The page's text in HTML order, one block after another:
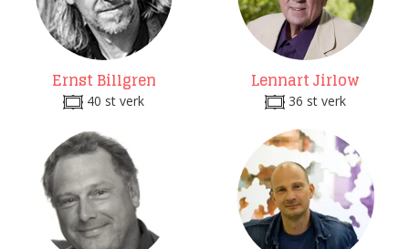
Ernst Billgren
40 st verk
Lennart Jirlow
36 st verk